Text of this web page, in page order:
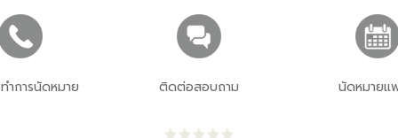
ำการนัดหมาย ติดต่อสอบถาม นัดหมายแ